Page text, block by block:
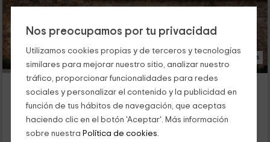
Nos preocupamos por tu privacidad
Utilizamos cookies propias y de terceros y tecnologías
similares para mejorar nuestro sitio, analizar nuestro
tráfico, proporcionar funcionalidades para redes
sociales y personalizar el contenido y la publicidad en
función de tus hábitos de navegación, que aceptas
haciendo clic en el botón 'Aceptar'. Más información
sobre nuestra Política de cookies.
68 Fotos
Casa Castell de Peratallada
Peratallada, Girona
Alquiler íntegro
4 habitaciones